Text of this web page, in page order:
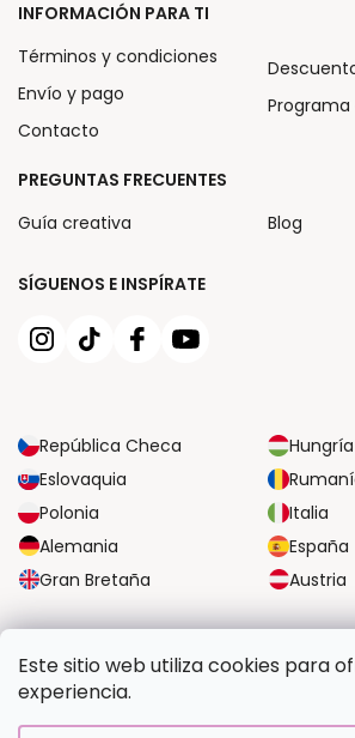
Este sitio web utiliza cookies para
experiencia.
SÍGUENOS E INSPÍRATE
República Checa
Hungría
Eslovaquia
Polonia
Italia
Alemania
España
Gran Bretaña
Austria
INFORMACIÓN PARA TI
Términos y condiciones
Envío y pago
Contacto
PREGUNTAS FRECUENTES
Guía creativa
Blog